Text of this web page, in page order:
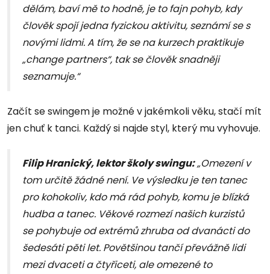
dělám, baví mě to hodně, je to fajn pohyb, kdy
člověk spojí jedna fyzickou aktivitu, seznámí se s
novými lidmi. A tím, že se na kurzech praktikuje
„change partners“, tak se člověk snadněji
seznamuje.“
Začít se swingem je možné v jakémkoli věku, stačí mít
jen chuť k tanci. Každý si najde styl, který mu vyhovuje.
Filip Hranický, lektor školy swingu:„Omezení v
tom určitě žádné není. Ve výsledku je ten tanec
pro kohokoliv, kdo má rád pohyb, komu je blízká
hudba a tanec. Věkové rozmezí našich kurzistů
se pohybuje od extrémů zhruba od dvanácti do
šedesáti pěti let. Povětšinou tančí převážně lidi
mezi dvaceti a čtyřiceti, ale omezené to